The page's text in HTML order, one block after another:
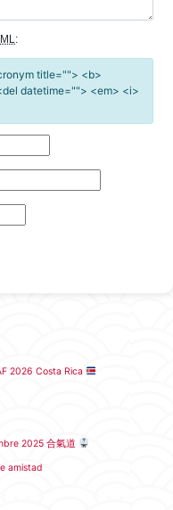
:
title=""> <b>
datetime=""> <em> <i>
2026 Costa Rica
2025 合氣道
amistad